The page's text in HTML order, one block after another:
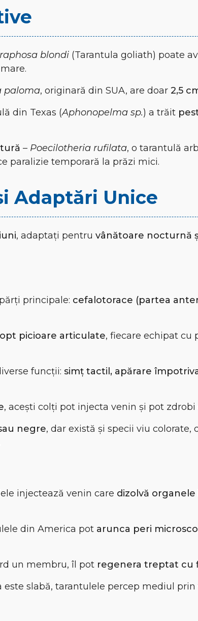
blondi (Tarantula goliath) poate
paloma, originară din SUA, are doar 2,5
din Texas (Aphonopelma sp.) a trăit
– Poecilotheria rufilata, o tarantulă
paralizie temporară la prăzi mici.
Adaptări Unice
, adaptați pentru vânătoare nocturnă
principale: cefalotorace (partea
opt picioare articulate, fiecare echipat cu
funcții: simț tactil, apărare
, acești colți pot injecta venin și pot
negre, dar există și specii viu colorate,
injectează venin care dizolvă
din America pot arunca peri
un membru, îl pot regenera treptat cu
este slabă, tarantulele percep mediul prin